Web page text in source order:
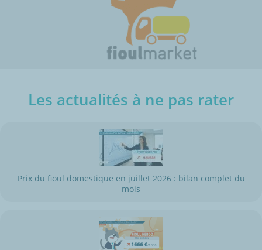
Les actualités à ne pas rater
Prix du fioul domestique en juillet 2026 : bilan complet du
mois